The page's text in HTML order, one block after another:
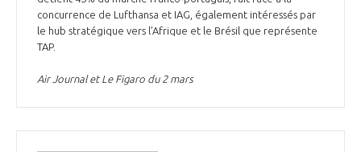
concurrence de Lufthansa et IAG, également intéressés par
le hub stratégique vers l’Afrique et le Brésil que représente
TAP.
Air Journal et Le Figaro du 2 mars